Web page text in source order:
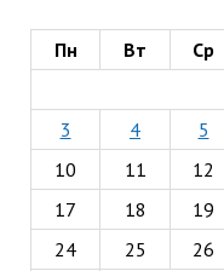
Пн Вт Ср
3
4 5
10
11 12
17
18 19
24
25 26